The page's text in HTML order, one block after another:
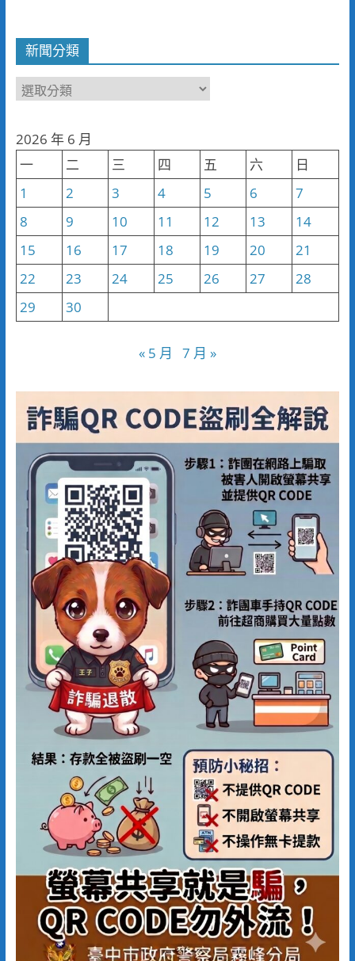
新聞分類
新
類
2026 年 6 月
一
二 三 四 五 六
日
1
2 3 4 5 6
7
8
9 10 11 12 13
14
15
16 17 18 19 20
21
22
23 24 25 26 27
28
29
30
« 5 月 7 月 »